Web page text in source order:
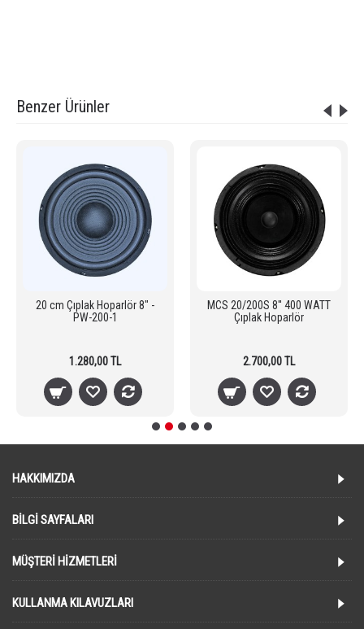
Benzer Ürünler
20 cm Çıplak Hoparlör 8" -
PW-200-1
1.280,00 TL
MCS 20/200S 8'' 400 WATT
Çıplak Hoparlör
2.700,00 TL
HAKKIMIZDA
BILGI SAYFALARI
MÜŞTERI HIZMETLERI
KULLANMA KILAVUZLARI